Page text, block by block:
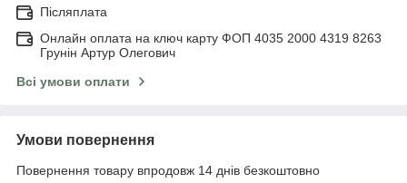
Післяплата
Онлайн оплата на ключ карту ФОП 4035 2000 4319 8263
Грунін Артур Олегович
Всі умови оплати
Умови повернення
Повернення товару впродовж 14 днів безкоштовно